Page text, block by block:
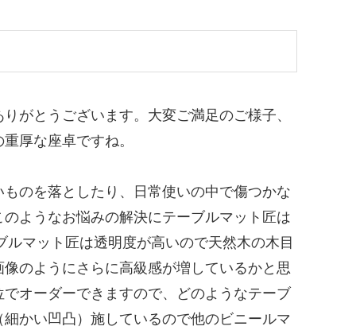
がとうございます。大変ご満足のご様子、
厚な座卓ですね。
のを落としたり、日常使いの中で傷つかな
ようなお悩みの解決にテーブルマット匠は
マット匠は透明度が高いので天然木の木目
のようにさらに高級感が増しているかと思
オーダーできますので、どのようなテーブ
かい凹凸）施しているので他のビニールマ